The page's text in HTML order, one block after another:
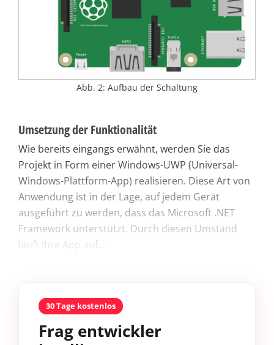
Abb. 2: Aufbau der Schaltung
Umsetzung der Funktionalität
Wie bereits eingangs erwähnt, werden Sie das
Projekt in Form einer Windows-UWP (Universal-
Windows-Plattform-App) realisieren. Diese Art von
Anwendung ist in der Lage, auf jedem Gerät
ausgeführt zu werden, dass das Microsoft .NET
Framework unterstützt. Durch diesen Umstand
läuft Ihre App auf...
30 Tage kostenlos
Frag entwickler